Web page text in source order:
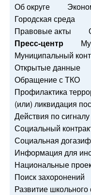
Об округе
Городская среда
Правовые акты
Пресс-центр
Муниципальный
Открытые данные
Обращение с ТКО
Профилактика
(или) ликвидация
Действия по
Социальный
Социальная
Информация для
Национальные
Поиск захоронений
Развитие школьного